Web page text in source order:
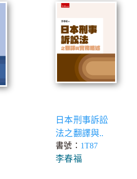
日本刑事訴訟
法之翻譯與..
書號： 1T87
李春福